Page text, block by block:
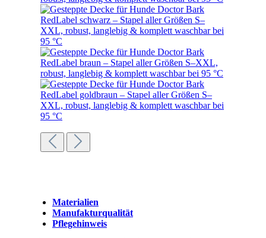
Materialien
Manufakturqualität
Pflegehinweis